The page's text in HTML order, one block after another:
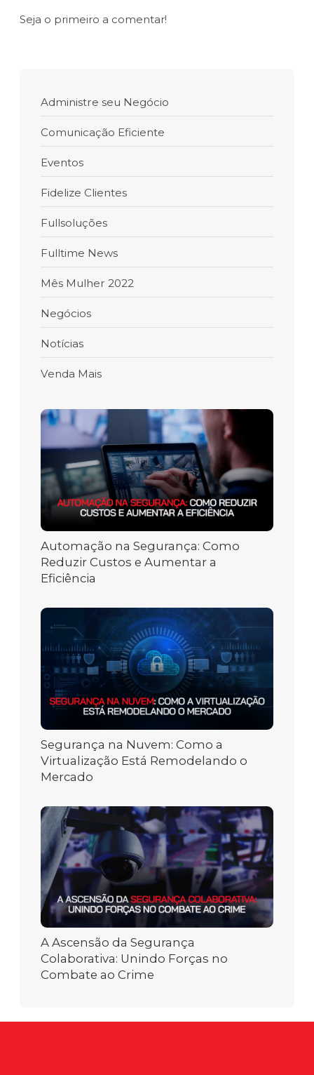
Seja o primeiro a comentar!
Administre seu Negócio
Comunicação Eficiente
Eventos
Fidelize Clientes
Fullsoluções
Fulltime News
Mês Mulher 2022
Negócios
Notícias
Venda Mais
Automação na Segurança: Como
Reduzir Custos e Aumentar a
Eficiência
Segurança na Nuvem: Como a
Virtualização Está Remodelando o
Mercado
A Ascensão da Segurança
Colaborativa: Unindo Forças no
Combate ao Crime